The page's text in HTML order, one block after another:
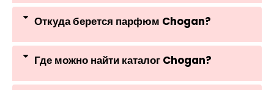
Откуда берется парфюм Chogan?
Где можно найти каталог Chogan?